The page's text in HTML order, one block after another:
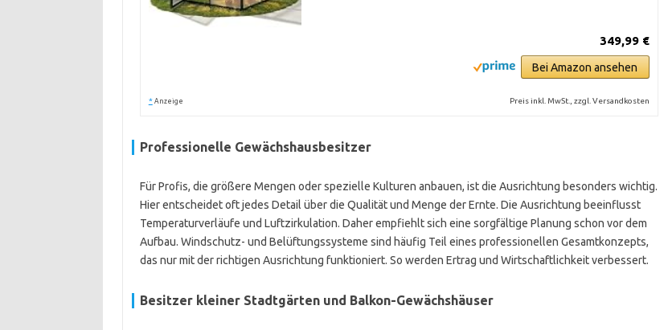
349,99 €
Bei Amazon ansehen
* Anzeige Preis inkl. MwSt., zzgl. Versandkosten
Professionelle Gewächshausbesitzer
Für Profis, die größere Mengen oder spezielle Kulturen anbauen, ist die Ausrichtung besonders wichtig.
Hier entscheidet oft jedes Detail über die Qualität und Menge der Ernte. Die Ausrichtung beeinflusst
Temperaturverläufe und Luftzirkulation. Daher empfiehlt sich eine sorgfältige Planung schon vor dem
Aufbau. Windschutz- und Belüftungssysteme sind häufig Teil eines professionellen Gesamtkonzepts,
das nur mit der richtigen Ausrichtung funktioniert. So werden Ertrag und Wirtschaftlichkeit verbessert.
Besitzer kleiner Stadtgärten und Balkon-Gewächshäuser